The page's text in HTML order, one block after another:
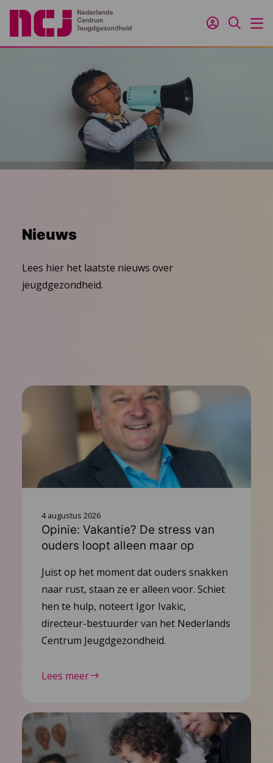
Inloggen
Zoeken
Nieuws
Lees hier het laatste nieuws over
jeugdgezondheid.
4 augustus 2026
Opinie: Vakantie? De stress van
ouders loopt alleen maar op
Juist op het moment dat ouders snakken
naar rust, staan ze er alleen voor. Schiet
hen te hulp, noteert Igor Ivakic,
directeur-bestuurder van het Nederlands
Centrum Jeugdgezondheid.
Lees meer